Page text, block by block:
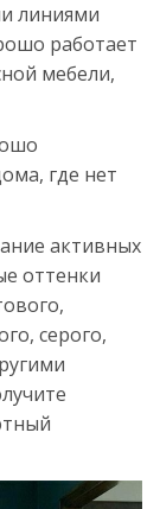
линиями
работает
мебели,
где нет
активных
оттенки
серого,